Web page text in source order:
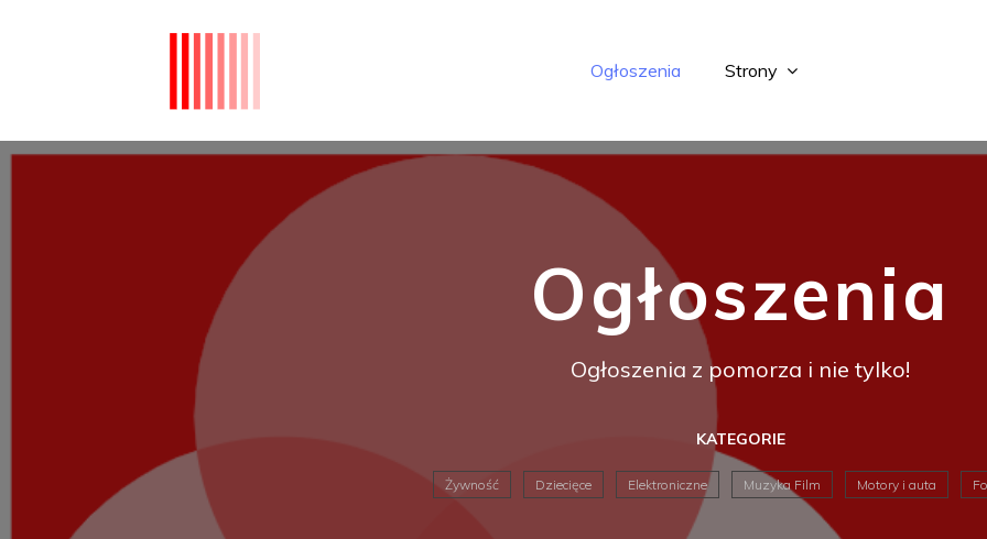
Ogłoszenia Strony
Ogłoszenia
Ogłoszenia z pomorza i nie tylko!
KATEGORIE
Żywność Dziecięce Elektroniczne Muzyka Film Motory i auta